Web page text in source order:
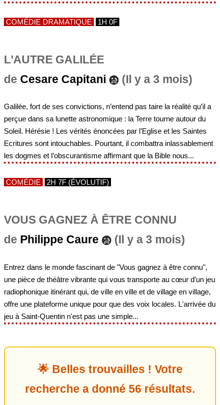
COMÉDIE DRAMATIQUE 1H 0F
L'AUTRE GALILÉE
de Cesare Capitani (Il y a 3 mois)
Galilée, fort de ses convictions, n’entend pas taire la réalité qu’il a
perçue dans sa lunette astronomique : la Terre tourne autour du
Soleil. Hérésie ! Les vérités énoncées par l’Eglise et les Saintes
Ecritures sont intouchables. Pourtant, il combattra inlassablement
les dogmes et l’obscurantisme affirmant que la Bible nous...
COMÉDIE 2H 7F (ÉVOLUTIF)
VOUS GAGNEZ À ÊTRE CONNU
de Philippe Caure (Il y a 3 mois)
Entrez dans le monde fascinant de "Vous gagnez à être connu",
une pièce de théâtre vibrante qui vous transporte au cœur d’un jeu
radiophonique itinérant qui, de ville en ville et de village en village,
offre une plateforme unique pour que des voix locales. L'arrivée du
jeu à Saint-Quentin n'est pas une simple...
🌟 Belles trouvailles ! Votre
recherche a donné 56 résultats.